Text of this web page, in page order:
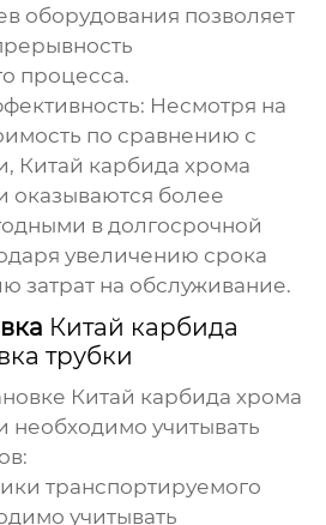
оборудования позволяет
процесса.
Несмотря на
по сравнению с
Китай карбида хрома
оказываются более
в долгосрочной
увеличению срока
затрат на обслуживание.
Китай карбида
трубки
Китай карбида хрома
необходимо учитывать
транспортируемого
учитывать